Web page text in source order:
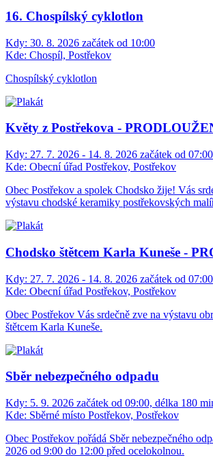
16. Chospílský cyklotlon
Kdy: 30. 8. 2026 začátek od 10:00
Kde: Chospíl, Postřekov
Chospílský cyklotlon
Květy z Postřekova -
Kdy: 27. 7. 2026 - 14. 8. 2026 začátek od 07:00
Kde: Obecní úřad Postřekov, Postřekov
Obec Postřekov a spolek Chodsko žije! Vás
výstavu chodské keramiky postřekovských
Chodsko štětcem Karla Kuneše -
Kdy: 27. 7. 2026 - 14. 8. 2026 začátek od 07:00
Kde: Obecní úřad Postřekov, Postřekov
Obec Postřekov Vás srdečně zve na výstavu
štětcem Karla Kuneše.
Sběr nebezpečného odpadu
Kdy: 5. 9. 2026 začátek od 09:00, délka 180
Kde: Sběrné místo Postřekov, Postřekov
Obec Postřekov pořádá Sběr nebezpečného
2026 od 9:00 do 12:00 před ocelokolnou.